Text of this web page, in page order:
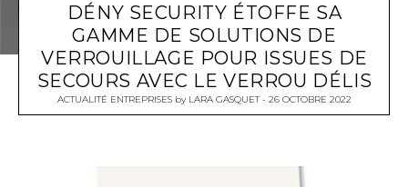
DÉNY SECURITY ÉTOFFE SA
GAMME DE SOLUTIONS DE
VERROUILLAGE POUR ISSUES DE
SECOURS AVEC LE VERROU DÉLIS
ACTUALITÉ ENTREPRISES by LARA GASQUET 26 OCTOBRE 2022